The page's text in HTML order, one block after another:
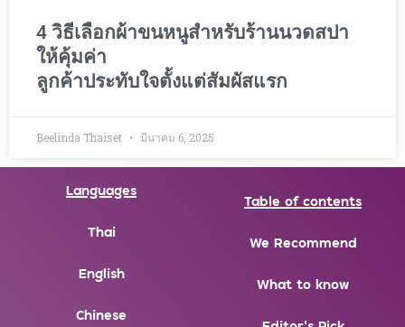
4 วิธีเลือกผ้าขนหนูสำหรับร้านนวดสปา
ให้คุ้มค่า
ลูกค้าประทับใจตั้งแต่สัมผัสแรก
Beelinda Thaiset มีนาคม 6, 2025
Languages
Thai
English
Chinese
Table of contents
We Recommend
What to know